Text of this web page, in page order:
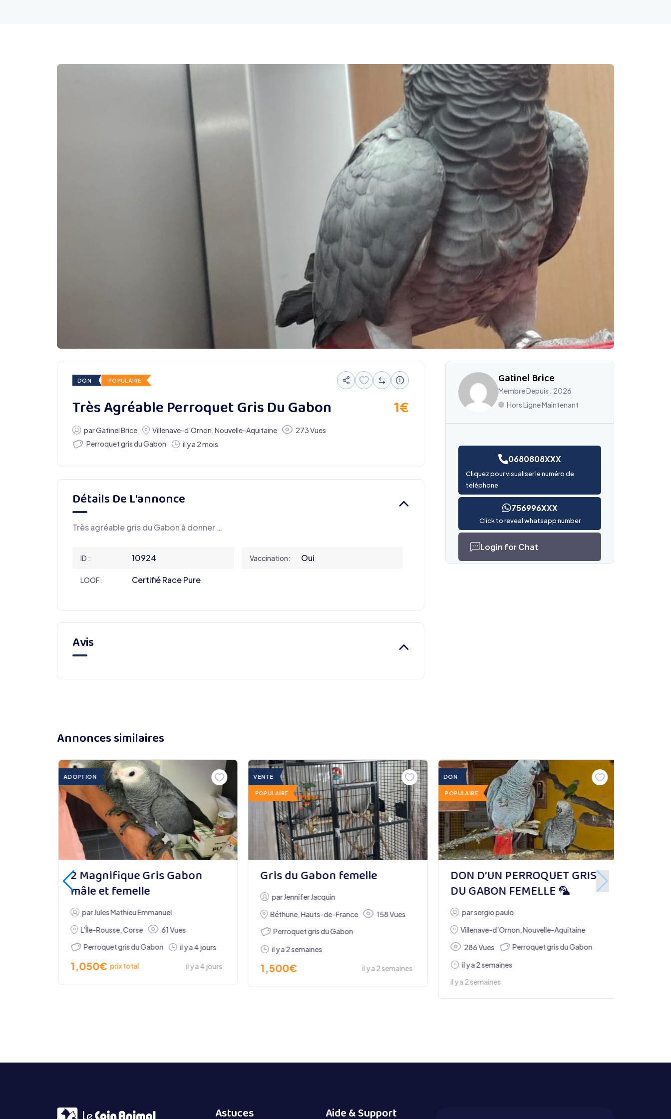
DON POPULAIRE
Très Agréable Perroquet Gris Du Gabon 1€
parGatinel Brice Villenave-d’Ornon,Nouvelle-Aquitaine
273 Vues
Perroquet gris du Gabon
il y a 2 mois
Détails De L'annonce
Très agréable gris du Gabon à donner …
ID : 10924 Vaccination: Oui
LOOF: Certifié Race Pure
Avis
Gatinel Brice
Membre Depuis : 2026
Hors Ligne Maintenant
0680808XXX
Cliquez pour visualiser le numéro de
téléphone
756996XXX
Click to reveal whatsapp number
Login for Chat
Annonces similaires
ADOPTION
2 Magnifique Gris Gabon
mâle et femelle
parJules Mathieu Emmanuel
L'Île-Rousse,Corse
61 Vues
Perroquet gris du Gabon
il y a 4 jours
1,050€ prix total il y a 4 jours
VENTE
POPULAIRE
Gris du Gabon femelle
parJennifer Jacquin
Béthune,Hauts-de-France
158 Vues
Perroquet gris du Gabon
il y a 2 semaines
1,500€ il y a 2 semaines
DON
POPULAIRE
DON D’UN PERROQUET GRIS
DU GABON FEMELLE 🦜
parsergio paulo
Villenave-d’Ornon,Nouvelle-Aquitaine
286 Vues
Perroquet gris du Gabon
il y a 2 semaines
il y a 2 semaines
Astuces Aide & Support